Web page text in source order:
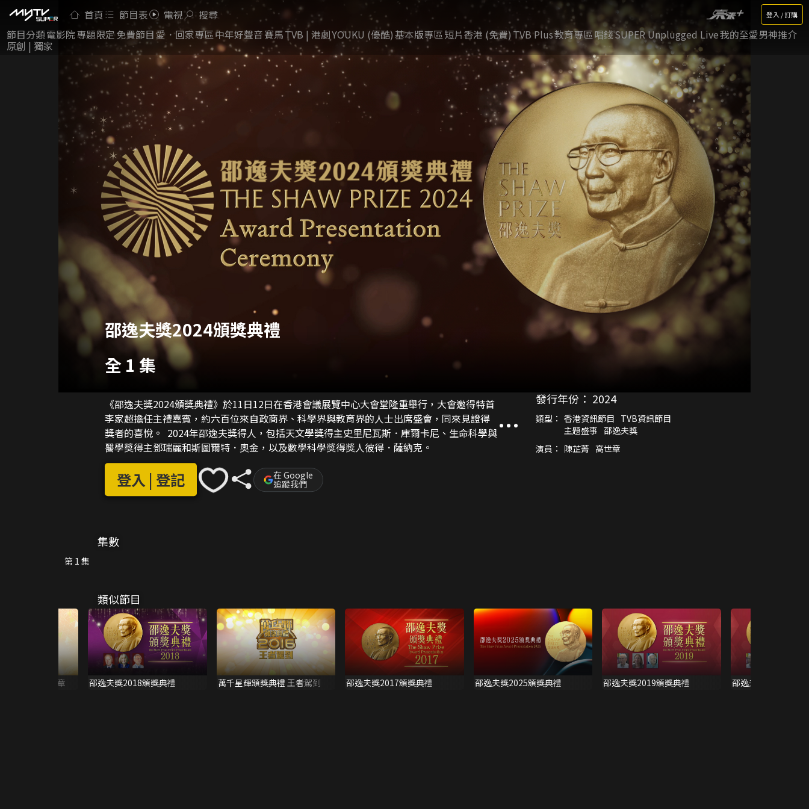
首頁 節目表 電視 搜尋 登入 / 訂購
節目分類電影院專題限定 免費節目 愛．回家專區中年好聲音賽馬TVB | 港劇YOUKU (優酷)基本版專區短片香港 (免費)TVB Plus教育專區唱錢SUPER Unplugged Live我的至愛男神推介
原創 | 獨家
邵逸夫獎2024頒獎典禮
全 1 集
《邵逸夫獎2024頒獎典禮》於11日12日在香港會議展覽中心大會堂隆重舉行，大會邀得特首
李家超擔任主禮嘉賓，約六百位來自政商界、科學界與教育界的人士出席盛會，同來見證得
獎者的喜悅。 2024年邵逸夫獎得人，包括天文學獎得主史里尼瓦斯．庫爾卡尼、生命科學與
醫學獎得主鄧瑞麗和斯圖爾特．奧金，以及數學科學獎得獎人彼得．薩納克。
登入 | 登記 在 Google
追蹤我們
發行年份： 2024
類型： 香港資訊節目 TVB資訊節目
主題盛事 邵逸夫獎
演員： 陳芷菁 高世章
集數
第 1 集
類似節目
姐競選 美麗序章 邵逸夫獎2018頒獎典禮 萬千星輝頒獎典禮 王者駕到 邵逸夫獎2017頒獎典禮 邵逸夫獎2025頒獎典禮 邵逸夫獎2019頒獎典禮
邵逸夫獎2019頒獎